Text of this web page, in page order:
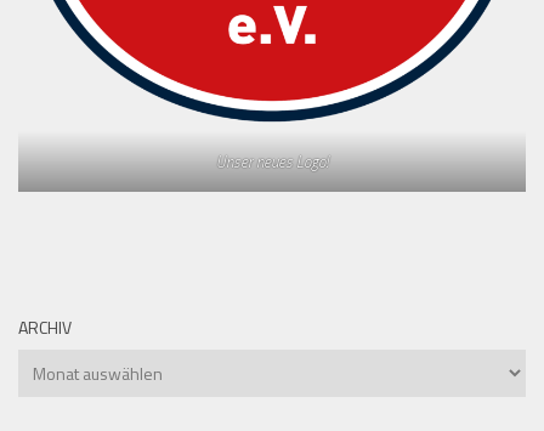
Unser neues Logo!
ARCHIV
Archiv